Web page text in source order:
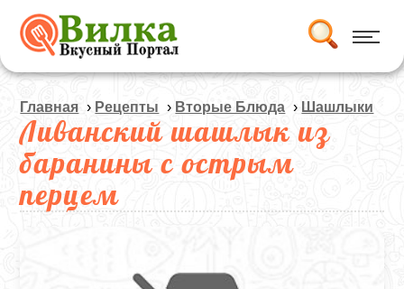
Главная › Рецепты › Вторые Блюда › Шашлыки
Ливанский шашлык из
баранины с острым
перцем